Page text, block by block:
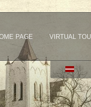
PAGE VIRTUAL